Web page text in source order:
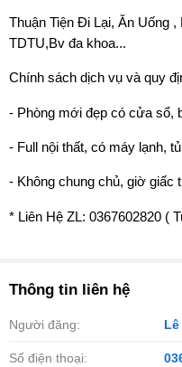
Thuận Tiện Đi Lại, Ăn Uống
TDTU,Bv đa khoa...
Chính sách dịch vụ và quy
- Phòng mới đẹp có cửa sổ,
- Full nội thất, có máy lạnh,
- Không chung chủ, giờ giấc
* Liên Hệ ZL: 0367602820 (
Thông tin liên hệ
Người đăng: Lê
Số điện thoại: